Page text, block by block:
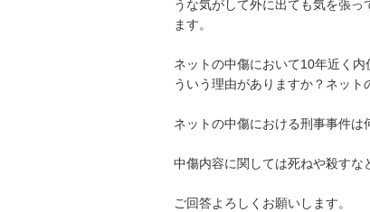
うな気がして外に出ても気を張
ます。
ネットの中傷において10年近く
ういう理由がありますか？ネット
ネットの中傷における刑事事件は
中傷内容に関しては死ねや殺すな
ご回答よろしくお願いします。